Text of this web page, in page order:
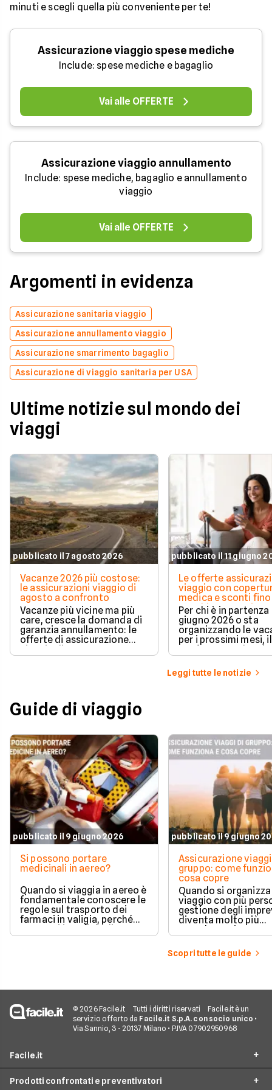
minuti e scegli quella più conveniente per te!
Assicurazione viaggio spese mediche
Include: spese mediche e bagaglio
Vai alle OFFERTE
Assicurazione viaggio annullamento
Include: spese mediche, bagaglio e annullamento
viaggio
Vai alle OFFERTE
Argomenti in evidenza
Assicurazione sanitaria viaggio
Assicurazione annullamento viaggio
Assicurazione smarrimento bagaglio
Assicurazione di viaggio sanitaria per USA
Ultime notizie sul mondo dei
viaggi
pubblicato il 7 agosto 2026
Vacanze 2026 più costose:
le assicurazioni viaggio di
agosto a confronto
Vacanze più vicine ma più
care, cresce la domanda di
garanzia annullamento: le
offerte di assicurazione
viaggio di agosto 2026 su
Facile.it, con sconti fino al
pubblicato il 11 giugno
Le offerte
viaggio con
medica e sconti
per chi parte a
Per chi è in partenza
giugno 2026 o sta
organizzando le
per i prossimi mesi, il
confronto tra le
viaggio da attivare
partire è d'obbligo.
Leggi tutte le notizie
Guide di viaggio
pubblicato il 9 giugno 2026
Si possono portare
medicinali in aereo?
Quando si viaggia in aereo è
fondamentale conoscere le
regole sul trasporto dei
farmaci in valigia, perché
non tutti i medicinali
possono essere portati
pubblicato il 9 giugno
Assicurazione
gruppo: come
cosa copre
Quando si
viaggio con più
gestione degli
diventa molto più
complessa rispetto
partenza
polizza viaggio di
pensata proprio per
partecipanti,
problemi sanitari,
cancellazioni o
logistici.
Scopri tutte le guide
© 2026 Facile.it Tutti i diritti riservati
Facile.it è un
servizio offerto da Facile.it S.p.A. con socio unico •
Via Sannio, 3 - 20137 Milano • P.IVA 07902950968
Facile.it
Prodotti confrontati e preventivatori